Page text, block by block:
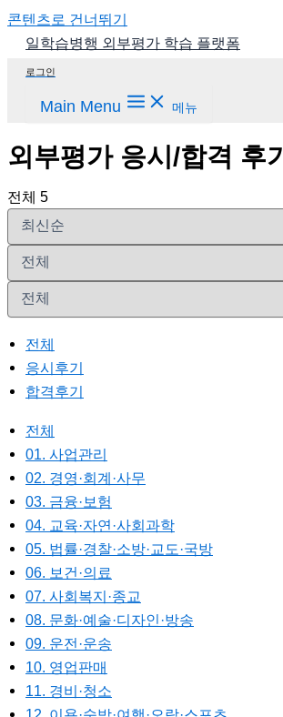
콘텐츠로 건너뛰기
일학습병행 외부평가 학습 플랫폼
로그인
Main Menu 메뉴
외부평가 응시/합격 후기
전체 5
전체
응시후기
합격후기
전체
01. 사업관리
02. 경영·회계·사무
03. 금융·보험
04. 교육·자연·사회과학
05. 법률·경찰·소방·교도·국방
06. 보건·의료
07. 사회복지·종교
08. 문화·예술·디자인·방송
09. 운전·운송
10. 영업판매
11. 경비·청소